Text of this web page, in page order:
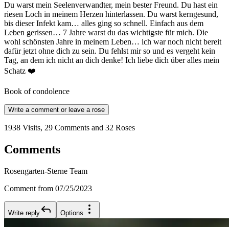
Du warst mein Seelenverwandter, mein bester Freund. Du hast ein
riesen Loch in meinem Herzen hinterlassen. Du warst kerngesund,
bis dieser Infekt kam… alles ging so schnell. Einfach aus dem
Leben gerissen… 7 Jahre warst du das wichtigste für mich. Die
wohl schönsten Jahre in meinem Leben… ich war noch nicht bereit
dafür jetzt ohne dich zu sein. Du fehlst mir so und es vergeht kein
Tag, an dem ich nicht an dich denke! Ich liebe dich über alles mein
Schatz ❤️
Book of condolence
Write a comment or leave a rose
1938 Visits, 29 Comments and 32 Roses
Comments
Rosengarten-Sterne Team
Comment from 07/25/2023
Write reply Options